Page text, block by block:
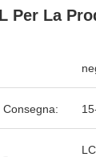
Per La
Consegna: